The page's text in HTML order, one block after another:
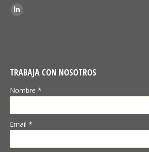
Encuéntranos en:
Linkedin
TRABAJA CON NOSOTROS
Nombre *
Email *